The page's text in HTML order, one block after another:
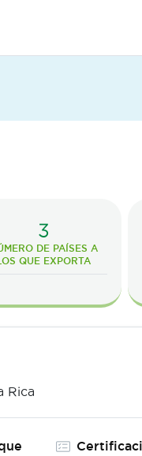
3
DE PAÍSES A
QUE EXPORTA
Rica